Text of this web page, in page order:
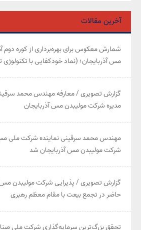
آخرین مقالات
شمارش معکوس برای بهره‌برداری از کوره
مس آذربایجان؛ (نماد خودکفایی با تکنولوژی
گزارش تصویری / معارفه مهندس محمد
مدیره شرکت مولیبدن مس آذربایجان
مهندس محمد سرقینی نماینده شرکت ملی
شرکت مولیبدن مس آذربایجان شد
گزارش تصویری / پذیرایی شرکت مولیبدن مس
حاضر در تجمع بیعت با مقام معظم رهبری
تحقق بزرگ‌ترین سرمایه‌گذاری شرکت ملی